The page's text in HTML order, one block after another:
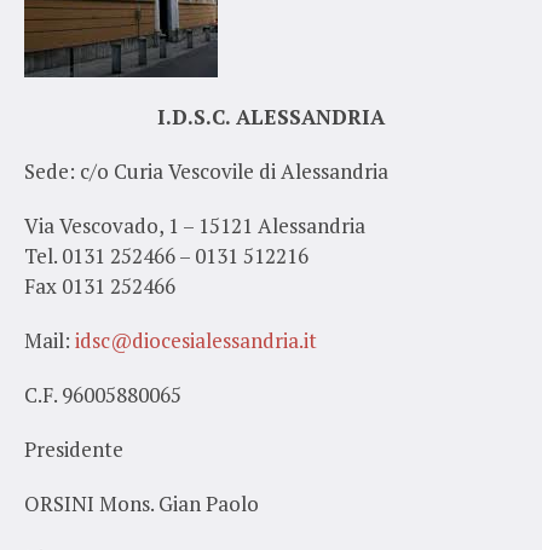
I.D.S.C. ALESSANDRIA
Sede: c/o Curia Vescovile di Alessandria
Via Vescovado, 1 – 15121 Alessandria
Tel. 0131 252466 – 0131 512216
Fax 0131 252466
Mail: idsc@diocesialessandria.it
C.F. 96005880065
Presidente
ORSINI Mons. Gian Paolo